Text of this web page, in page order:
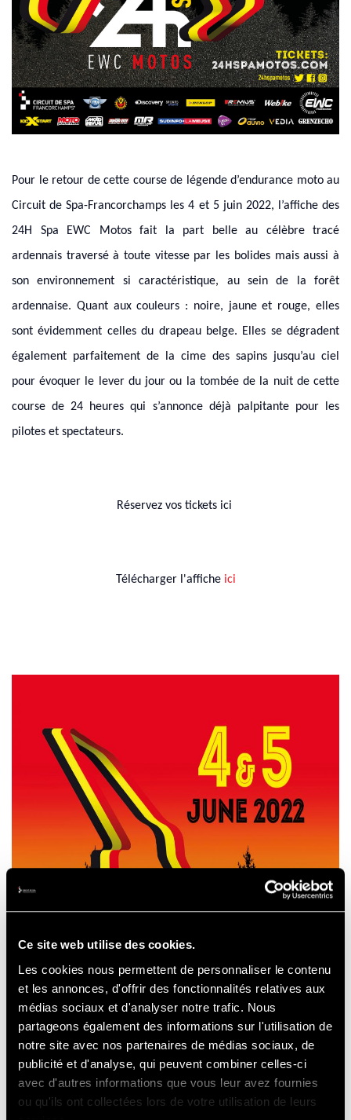
Ce site web utilise des cookies.
Les cookies nous permettent de personnaliser le contenu
et les annonces, d'offrir des fonctionnalités relatives aux
médias sociaux et d'analyser notre trafic. Nous
partageons également des informations sur l'utilisation de
notre site avec nos partenaires de médias sociaux, de
publicité et d'analyse, qui peuvent combiner celles-ci
avec d'autres informations que vous leur avez fournies
ou qu'ils ont collectées lors de votre utilisation de leurs
Pour le retour de cette course de légende d’endurance moto au
Circuit de Spa-Francorchamps les 4 et 5 juin 2022, l’affiche des
24H Spa EWC Motos fait la part belle au célèbre tracé
ardennais traversé à toute vitesse par les bolides mais aussi à
son environnement si caractéristique, au sein de la forêt
ardennaise. Quant aux couleurs : noire, jaune et rouge, elles
sont évidemment celles du drapeau belge. Elles se dégradent
également parfaitement de la cime des sapins jusqu’au ciel
pour évoquer le lever du jour ou la tombée de la nuit de cette
course de 24 heures qui s’annonce déjà palpitante pour les
pilotes et spectateurs.
Réservez vos tickets ici
Télécharger l'afficheici